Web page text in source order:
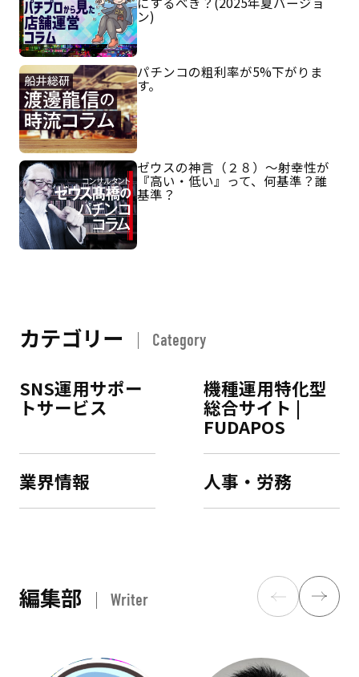
ン)
パチンコの粗利率が5%下がりま
す。
ゼウスの神言（２８）～射幸性が
『高い・低い』って、何基準？誰
基準？
カテゴリー Category
SNS運用サポー
トサービス
機種運用特化型
総合サイト |
FUDAPOS
業界情報 人事・労務
編集部 Writer